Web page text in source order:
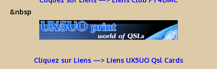
&nbsp
Cliquez sur Liens —> Liens UX5UO Qsl Cards